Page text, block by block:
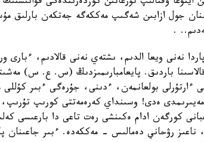
جول ازابىن شەگىپ مەككەگە جەتكەن بارلىق
.
نەنى ويعا الدىم، ىشتەي نەنى قالادىم، ءبارى
قالاسىنا باردىق. پايعامبارىمىزدىڭ (س. ع. س)
ءارتۇرلى بولعانمەن، ءدىنى، جۇرەگى ءبىر
ەدى! وسىنداي كەرەمەتتى كورىپ تۇرىپ،
كورگەن ادام ەكىنشى رەت تاعى دا بارعىسى
ناعىز رۋحاني دەمالىس - مەككەدە. ءبىر جاعىنان